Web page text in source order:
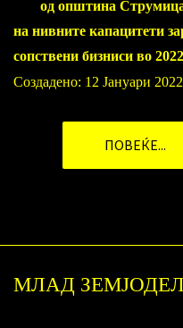
од општина
на нивните капацитети
сопствени бизниси во
Создадено: 12 Јануари 2022
ПОВЕЌЕ...
МЛАД